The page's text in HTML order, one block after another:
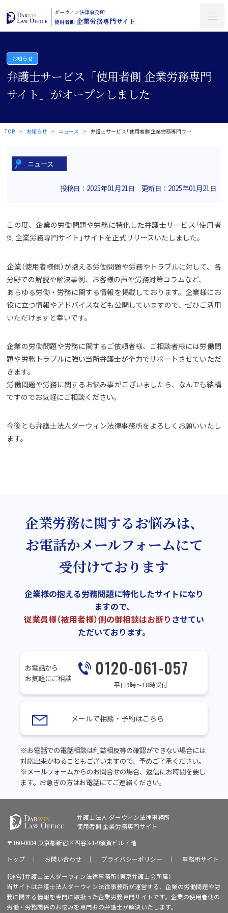
ダーウィン法律事務所
使用者側 企業労務専門サイト
お知らせ
弁護士サービス「使用者側 企業労務専門
サイト」がオープンしました
TOP お知らせ ニュース 弁護士サービス「使用者側 企業労務専門サ…
ニュース
投稿日：2025年01月21日 更新日：2025年01月21日
この度、企業の労働問題や労務に特化した弁護士サービス「使用者
側 企業労務専門サイト」サイトを正式リリースいたしました。
企業（使用者様側）が抱える労働問題や労務やトラブルに対して、各
分野での解説や解決事例、お客様の声や労務対策コラムなど、
あらゆる労働・労務に関する情報を掲載しております。企業様にお
役に立つ情報やアドバイスなども公開していますので、ぜひご活用
いただけますと幸いです。
企業の労働問題や労務に関するご依頼者様、ご相談者様には労働問
題や労務トラブルに強い当所弁護士が全力でサポートさせていただ
きます。
労働問題や労務に関するお悩み事がございましたら、なんでも結構
ですのでお気軽にご相談ください。
今後とも弁護士法人ダーウィン法律事務所をよろしくお願いいたし
ます。
企業労務に関するお悩みは、
お電話かメールフォームにて
受付けております
企業様の抱える労務問題に特化したサイトになり
ますので、
従業員様（被用者様）側の御相談はお断り させてい
ただいております。
お電話から
お気軽にご相談
0120-061-057
平日9時～18時受付
メールで相談・予約はこちら
※お電話での電話相談は利益相反等の確認ができない場合には
対応出来かねることもございますので、予めご了承ください。
※メールフォームからのお問合せの場合、返信にお時間を要し
ます。お急ぎの方はお電話にてご連絡ください。
弁護士法人 ダーウィン法律事務所
使用者側 企業労務専門サイト
〒160-0004 東京都新宿区四谷3-1-9須賀ビル７階
トップ ｜ お問い合わせ ｜ プライバシーポリシー ｜
事務所サイト
【運営】弁護士法人ダーウィン法律事務所（東京弁護士会所属）
当サイトは弁護士法人ダーウィン法律事務所が運営する、企業の労働問題や労
務に関する情報を専門に取扱った企業労務専門サイトです。企業の使用者側の
労働・労務関係のお悩みを専門おの弁護士が解決いたします。